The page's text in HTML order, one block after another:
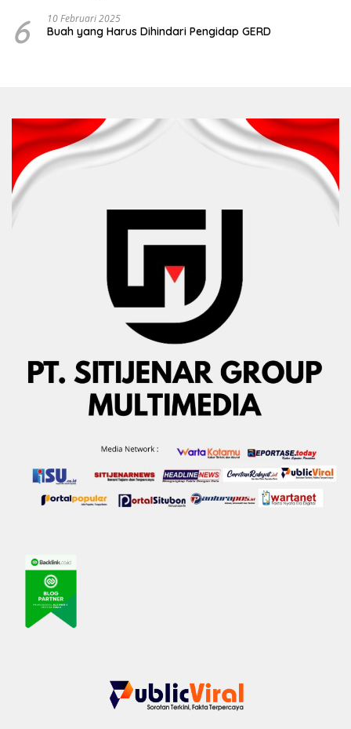
6 10 Februari 2025
Buah yang Harus Dihindari Pengidap GERD